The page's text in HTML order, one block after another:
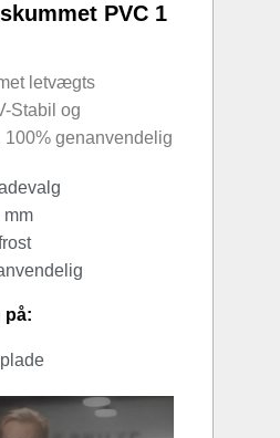
PVC 1
letvægts
Stabil og
100% genanvendelig
mm
på: